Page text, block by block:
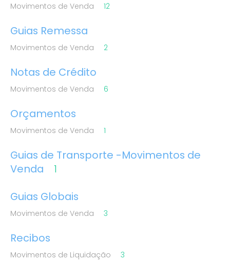
Movimentos de Venda 12
Guias Remessa
Movimentos de Venda 2
Notas de Crédito
Movimentos de Venda 6
Orçamentos
Movimentos de Venda 1
Guias de Transporte -Movimentos de
Venda
1
Guias Globais
Movimentos de Venda 3
Recibos
Movimentos de Liquidação 3